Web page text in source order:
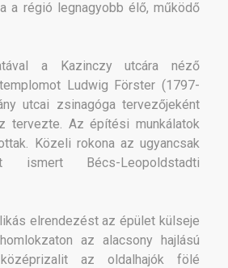
a régió legnagyobb élő, működő
a Kazinczy utcára néző
Ludwig Förster (1797-
utcai zsinagóga tervezőjeként
tervezte. Az építési munkálatok
Közeli rokona az ugyancsak
ismert Bécs-Leopoldstadti
elrendezést az épület külseje
az alacsony hajlású
az oldalhajók fölé